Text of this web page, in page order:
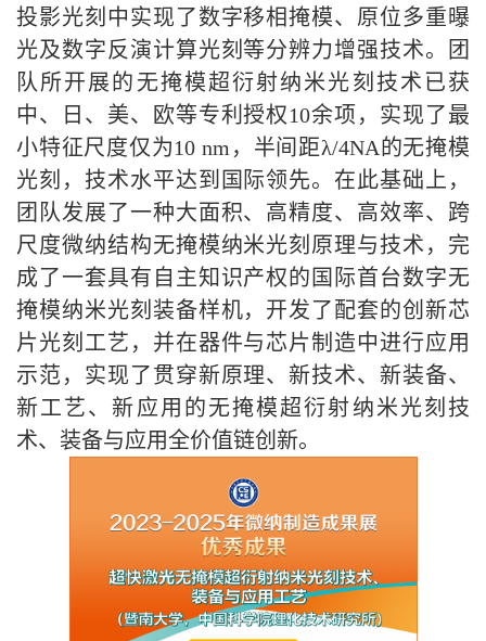
投影光刻中实现了数字移相掩模、原位多重曝
光及数字反演计算光刻等分辨力增强技术。团
队所开展的无掩模超衍射纳米光刻技术已获
中、日、美、欧等专利授权10余项，实现了最
小特征尺度仅为10 nm，半间距λ/4NA的无掩模
光刻，技术水平达到国际领先。在此基础上，
团队发展了一种大面积、高精度、高效率、跨
尺度微纳结构无掩模纳米光刻原理与技术，完
成了一套具有自主知识产权的国际首台数字无
掩模纳米光刻装备样机，开发了配套的创新芯
片光刻工艺，并在器件与芯片制造中进行应用
示范，实现了贯穿新原理、新技术、新装备、
新工艺、新应用的无掩模超衍射纳米光刻技
术、装备与应用全价值链创新。